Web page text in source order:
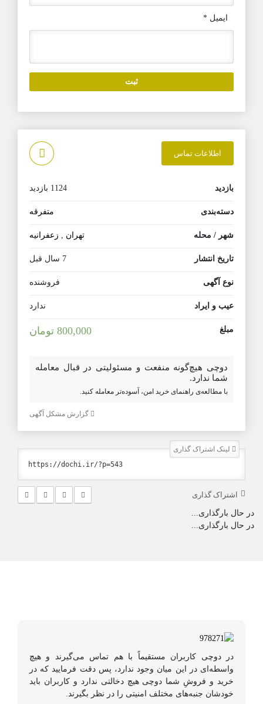
ایمیل *
اطلاعات تماس
بازدید 1124 بازدید
دسته‌بندی متفرقه
شهر / محله تهران زعفرانیه
تاریخ انتشار 7 سال قبل
نوع آگهی فروشنده
عیب و ایراد ندارد
مبلغ 800,000 تومان
دوچی هیچ‌گونه منفعت و مسئولیتی در قبال معامله
شما ندارد.
با مطالعه‌ی راهنمای خرید امن، آسوده‌تر معامله کنید.
گزارش مشکل آگهی
لینک اشتراک گذاری
اشتراک گذاری
در حال بارگذاری...
در حال بارگذاری...
در دوچی کاربران مستقیماً با هم تماس می‌گیرند و هیچ
واسطه‌ای در این میان وجود ندارد، پس دقت فرمایید که در
خرید و فروشِ شما دوچی هیچ دخالتی ندارد و کاربران باید
خودشان جنبه‌های مختلف امنیتی را در نظر بگیرند.